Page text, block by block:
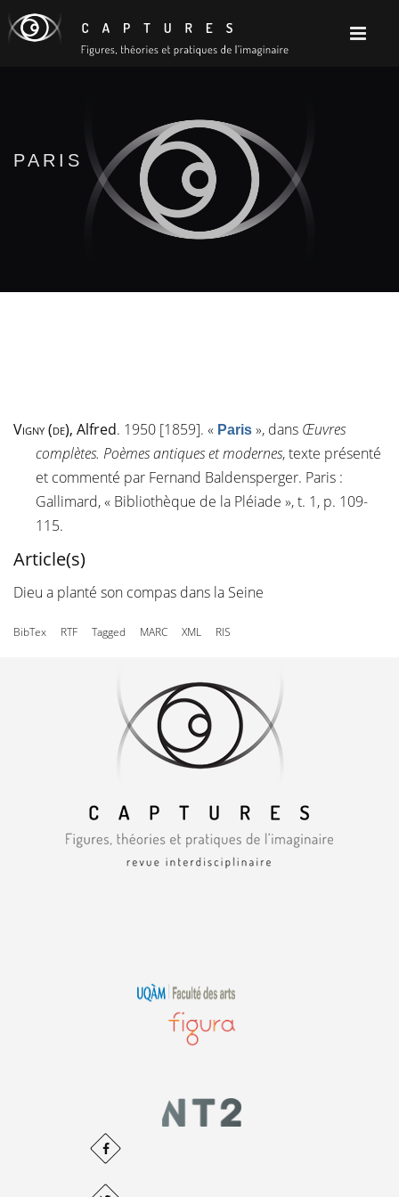
PARIS
Vigny (de), Alfred. 1950 [1859]. « Paris », dans Œuvres
complètes. Poèmes antiques et modernes, texte présenté
et commenté par Fernand Baldensperger. Paris :
Gallimard, « Bibliothèque de la Pléiade », t. 1, p. 109-
115.
Article(s)
Dieu a planté son compas dans la Seine
BibTex RTF Tagged MARC XML RIS